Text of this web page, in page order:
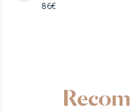
86€